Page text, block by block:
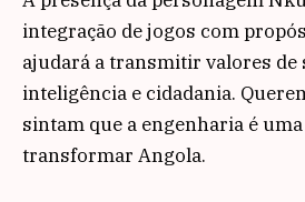
integração de jogos com
ajudará a transmitir valores de
inteligência e cidadania.
sintam que a engenharia é
transformar Angola.